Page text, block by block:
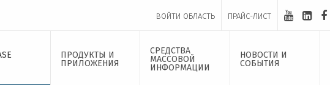
ВОЙТИ ОБЛАСТЬ ПРАЙС-ЛИСТ
ПРОДУКТЫ И
ПРИЛОЖЕНИЯ
СРЕДСТВА
МАССОВОЙ
ИНФОРМАЦИИ
НОВОСТИ И
СОБЫТИЯ